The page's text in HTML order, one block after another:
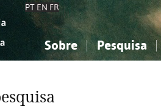
PT EN FR
Sobre Pesquisa
Ciências sociais...
Ciências sociais...